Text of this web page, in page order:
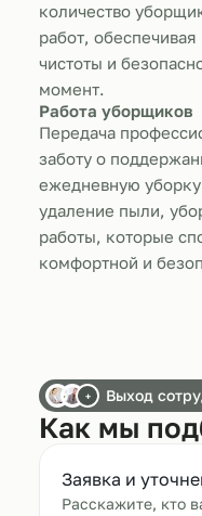
количество
работ,
чистоты и
момент.
Работа уборщиков
Передача
заботу о
ежедневную
удаление пыли,
работы, которые
комфортной и
+ Выход
Как мы
Заявка и
Расскажите, кто